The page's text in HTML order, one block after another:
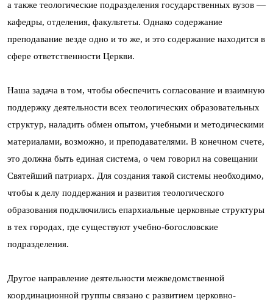
а также теологические подразделения государственных вузов —
кафедры, отделения, факультеты. Однако содержание
преподавание везде одно и то же, и это содержание находится в
сфере ответственности Церкви.
Наша задача в том, чтобы обеспечить согласование и взаимную
поддержку деятельности всех теологических образовательных
структур, наладить обмен опытом, учебными и методическими
материалами, возможно, и преподавателями. В конечном счете,
это должна быть единая система, о чем говорил на совещании
Святейший патриарх. Для создания такой системы необходимо,
чтобы к делу поддержания и развития теологического
образования подключились епархиальные церковные структуры
в тех городах, где существуют учебно-богословские
подразделения.
Другое направление деятельности межведомственной
координационной группы связано с развитием церковно-